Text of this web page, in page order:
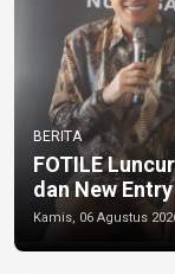
BERITA
FOTILE
dan New
Kamis, 06 Agustus